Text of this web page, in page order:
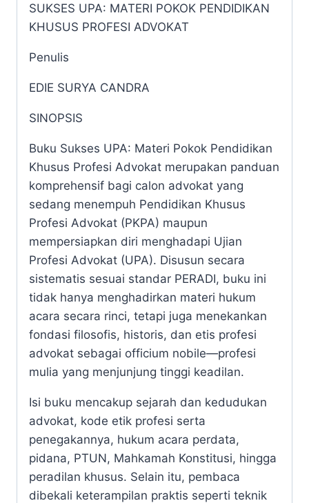
SUKSES UPA: MATERI POKOK PENDIDIKAN
KHUSUS PROFESI ADVOKAT
Penulis
EDIE SURYA CANDRA
SINOPSIS
Buku Sukses UPA: Materi Pokok Pendidikan
Khusus Profesi Advokat merupakan panduan
komprehensif bagi calon advokat yang
sedang menempuh Pendidikan Khusus
Profesi Advokat (PKPA) maupun
mempersiapkan diri menghadapi Ujian
Profesi Advokat (UPA). Disusun secara
sistematis sesuai standar PERADI, buku ini
tidak hanya menghadirkan materi hukum
acara secara rinci, tetapi juga menekankan
fondasi filosofis, historis, dan etis profesi
advokat sebagai officium nobile—profesi
mulia yang menjunjung tinggi keadilan.
Isi buku mencakup sejarah dan kedudukan
advokat, kode etik profesi serta
penegakannya, hukum acara perdata,
pidana, PTUN, Mahkamah Konstitusi, hingga
peradilan khusus. Selain itu, pembaca
dibekali keterampilan praktis seperti teknik